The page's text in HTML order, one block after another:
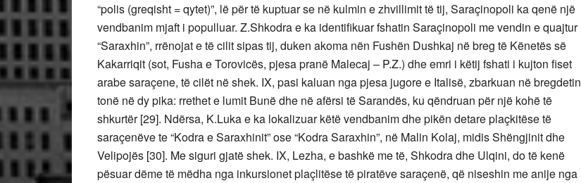
“polis (greqisht = qytet)”, lë për të kuptuar se në kulmin e zhvillimit të tij, Saraçinopoli ka qenë një
vendbanim mjaft i populluar. Z.Shkodra e ka identifikuar fshatin Saraçinopoli me vendin e quajtur
“Saraxhin”, rrënojat e të cilit sipas tij, duken akoma nën Fushën Dushkaj në breg të Kënetës së
Kakarriqit (sot, Fusha e Torovicës, pjesa pranë Malecaj – P.Z.) dhe emri i këtij fshati i kujton fiset
arabe saraçene, të cilët në shek. IX, pasi kaluan nga pjesa jugore e Italisë, zbarkuan në bregdetin
tonë në dy pika: rrethet e lumit Bunë dhe në afërsi të Sarandës, ku qëndruan për një kohë të
shkurtër [29]. Ndërsa, K.Luka e ka lokalizuar këtë vendbanim dhe pikën detare plaçkitëse të
saraçenëve te “Kodra e Saraxhinit” ose “Kodra Saraxhin”, në Malin Kolaj, midis Shëngjinit dhe
Velipojës [30]. Me siguri gjatë shek. IX, Lezha, e bashkë me të, Shkodra dhe Ulqini, do të kenë
pësuar dëme të mëdha nga inkursionet plaçlitëse të piratëve saraçenë, që niseshin me anije nga